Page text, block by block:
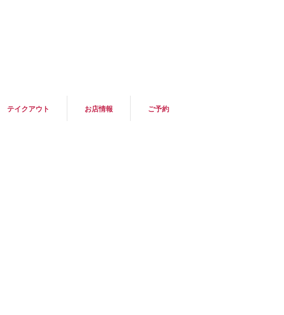
テイクアウト お店情報 ご予約